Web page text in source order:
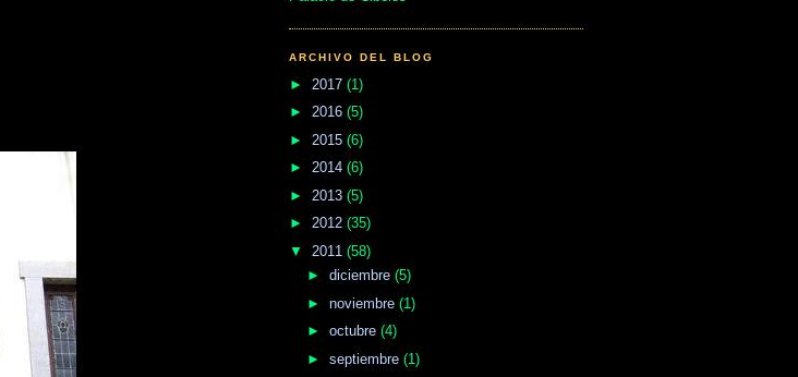
ARCHIVO DEL BLOG
► 2017 (1)
► 2016 (5)
► 2015 (6)
► 2014 (6)
► 2013 (5)
► 2012 (35)
▼ 2011 (58)
► diciembre (5)
► noviembre (1)
► octubre (4)
► septiembre (1)